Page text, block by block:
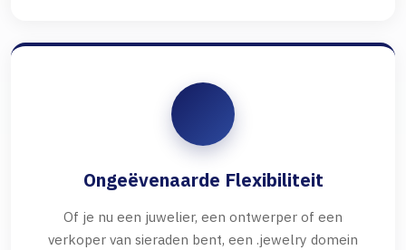
Ongeëvenaarde Flexibiliteit
Of je nu een juwelier, een ontwerper of een
verkoper van sieraden bent, een .jewelry domein